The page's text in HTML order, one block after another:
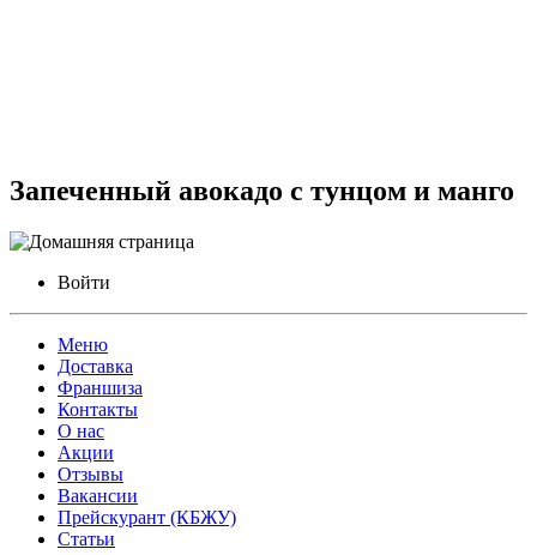
Запеченный авокадо с тунцом и манго
Войти
Меню
Доставка
Франшиза
Контакты
О нас
Акции
Отзывы
Вакансии
Прейскурант (КБЖУ)
Статьи